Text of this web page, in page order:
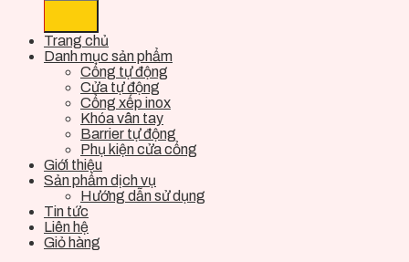
Trang chủ
Danh mục sản phẩm
Cổng tự động
Cửa tự động
Cổng xếp inox
Khóa vân tay
Barrier tự động
Phụ kiện cửa cổng
Giới thiệu
Sản phẩm dịch vụ
Hướng dẫn sử dụng
Tin tức
Liên hệ
Giỏ hàng